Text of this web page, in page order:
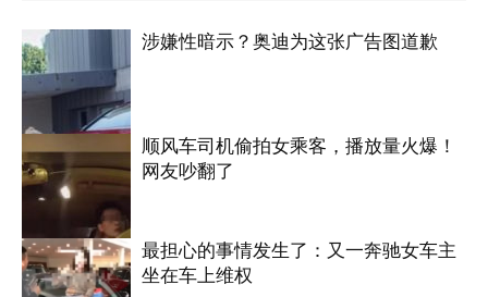
国际
涉嫌性暗示？奥迪为这张广告图道歉
汽车
顺风车司机偷拍女乘客，播放量火爆！
网友吵翻了
最担心的事情发生了：又一奔驰女车主
坐在车上维权